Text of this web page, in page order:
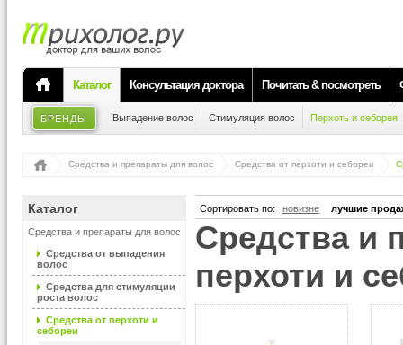
Каталог Консультация доктора Почитать & посмотреть
БРЕНДЫ Выпадение волос Стимуляция волос Перхоть и себорея
Средства и препараты для волос Средства от перхоти и себореи
Каталог
Средства и препараты для волос
Средства от выпадения
волос
Средства для стимуляции
роста волос
Средства от перхоти и
себореи
Сортировать по: новизне лучшие
Средства и препараты для волос от
перхоти и